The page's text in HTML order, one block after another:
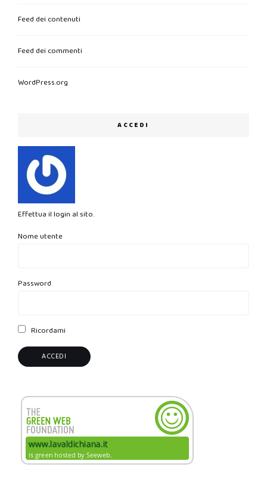
Feed dei contenuti
Feed dei commenti
WordPress.org
ACCEDI
Effettua il login al sito.
Nome utente
Password
Ricordami